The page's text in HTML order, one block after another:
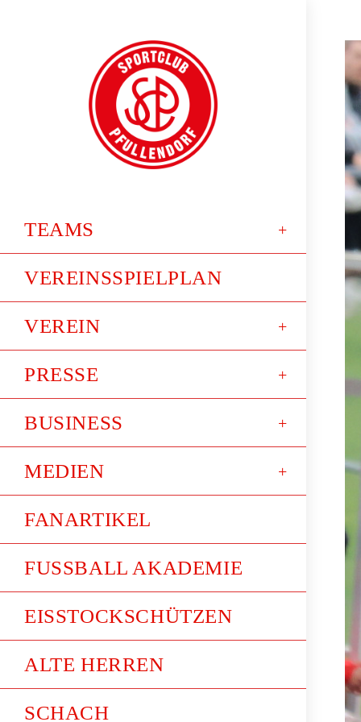
TEAMS
VEREINSSPIELPLAN
VEREIN
PRESSE
BUSINESS
MEDIEN
FANARTIKEL
FUSSBALL AKADEMIE
EISSTOCKSCHÜTZEN
ALTE HERREN
SCHACH